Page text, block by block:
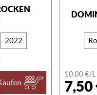
2022
10,00 €/L
7,50